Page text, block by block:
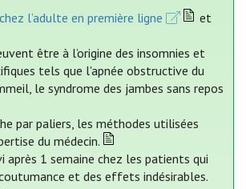
l’adulte en première ligne
et
être à l’origine des insomnies et
tels que l'apnée obstructive du
le syndrome des jambes sans repos
par paliers, les méthodes utilisées
du médecin.
après 1 semaine chez les patients qui
et des effets indésirables.